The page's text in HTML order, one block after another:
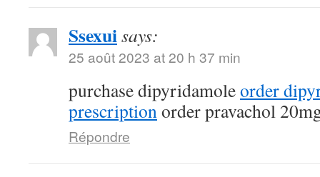
Ssexuisays:
25 août 2023 at 20 h 37 min
purchase dipyridamoleorder
prescriptionorder pravachol
Répondre